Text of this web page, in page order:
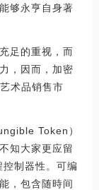
够永亨自身著
足的重视，而
，因而，加密
术品销售市
Token）
知大家更应留
制器性。可编
，包含随時间